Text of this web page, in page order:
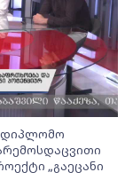
„გაეცანი